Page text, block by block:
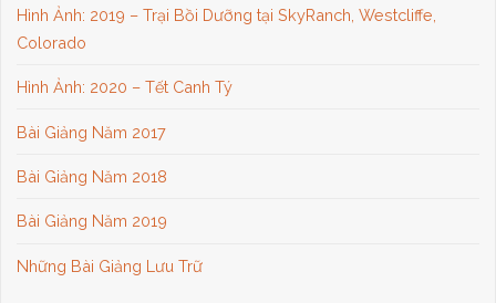
Hình Ảnh: 2019 – Trại Bồi Dưỡng tại SkyRanch, Westcliffe,
Colorado
Hình Ảnh: 2020 – Tết Canh Tý
Bài Giảng Năm 2017
Bài Giảng Năm 2018
Bài Giảng Năm 2019
Những Bài Giảng Lưu Trữ